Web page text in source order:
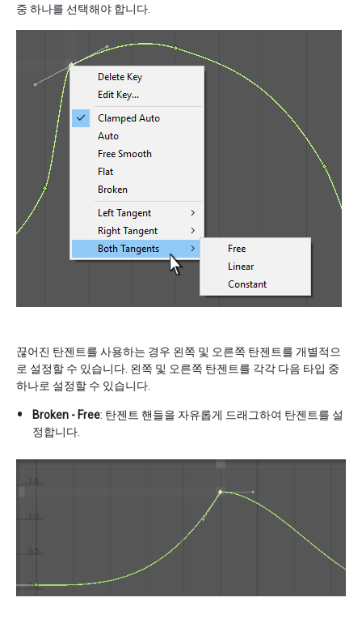
중 하나를 선택해야 합니다.
끊어진 탄젠트를 사용하는 경우 왼쪽 및 오른쪽 탄젠트를 개별적으
로 설정할 수 있습니다. 왼쪽 및 오른쪽 탄젠트를 각각 다음 타입 중
하나로 설정할 수 있습니다.
Broken - Free: 탄젠트 핸들을 자유롭게 드래그하여 탄젠트를 설
정합니다.